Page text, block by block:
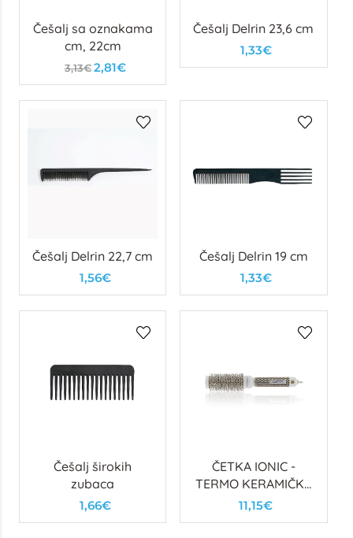
Češalj sa oznakama
cm, 22cm
3,13€ 2,81€
Češalj Delrin 23,6 cm
1,33€
Češalj Delrin 22,7 cm
1,56€
Češalj Delrin 19 cm
1,33€
Češalj širokih
zubaca
1,66€
ČETKA IONIC -
TERMO KERAMIČKA
(FI33)
11,15€